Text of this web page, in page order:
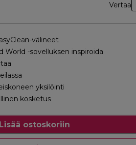
Vertaa
välineet
World -sovelluksen inspiroida
yksilöinti
kosketus
Lisää ostoskoriin